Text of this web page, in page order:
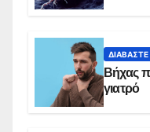
ΔΙΑΒΆΣΤΕ
Βήχας
γιατρό